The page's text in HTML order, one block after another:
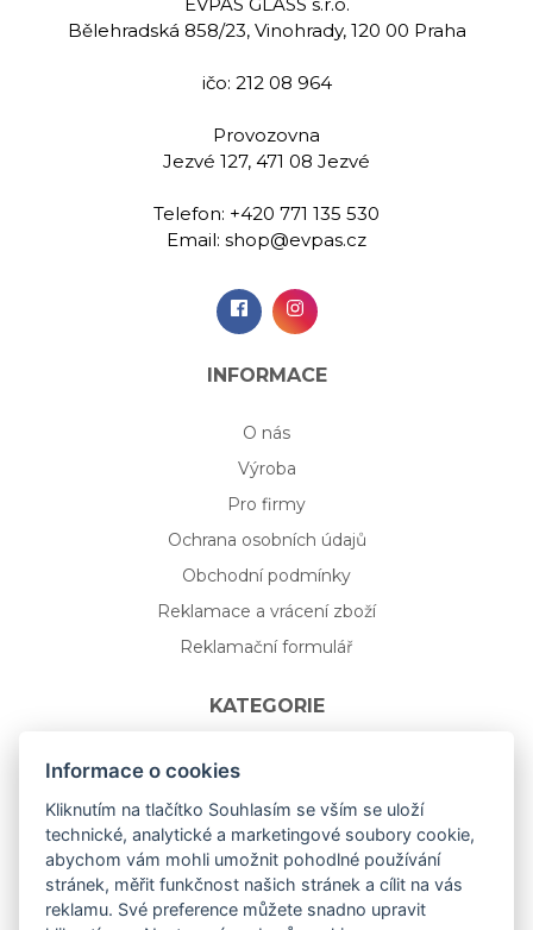
Ručně rytá sklenice na
whisky 280 ml
Přidat do
Bělehradská 858/23, Vinohrady, 120 00 Praha
ičo: 212 08 964
Provozovna
Jezvé 127, 471 08 Jezvé
Telefon: +420 771 135 530
Email: shop@evpas.cz
INFORMACE
O nás
Výroba
Pro firmy
Ochrana osobních údajů
Obchodní podmínky
Reklamace a vrácení zboží
Reklamační formulář
KATEGORIE
Nápojové sklo
Bydlení
Dárkový poukaz na míru
Mystery box
Kolekce
Informace o cookies
Kliknutím na tlačítko Souhlasím se vším se uloží
technické, analytické a marketingové soubory cookie,
abychom vám mohli umožnit pohodlné používání
stránek, měřit funkčnost našich stránek a cílit na vás
reklamu. Své preference můžete snadno upravit